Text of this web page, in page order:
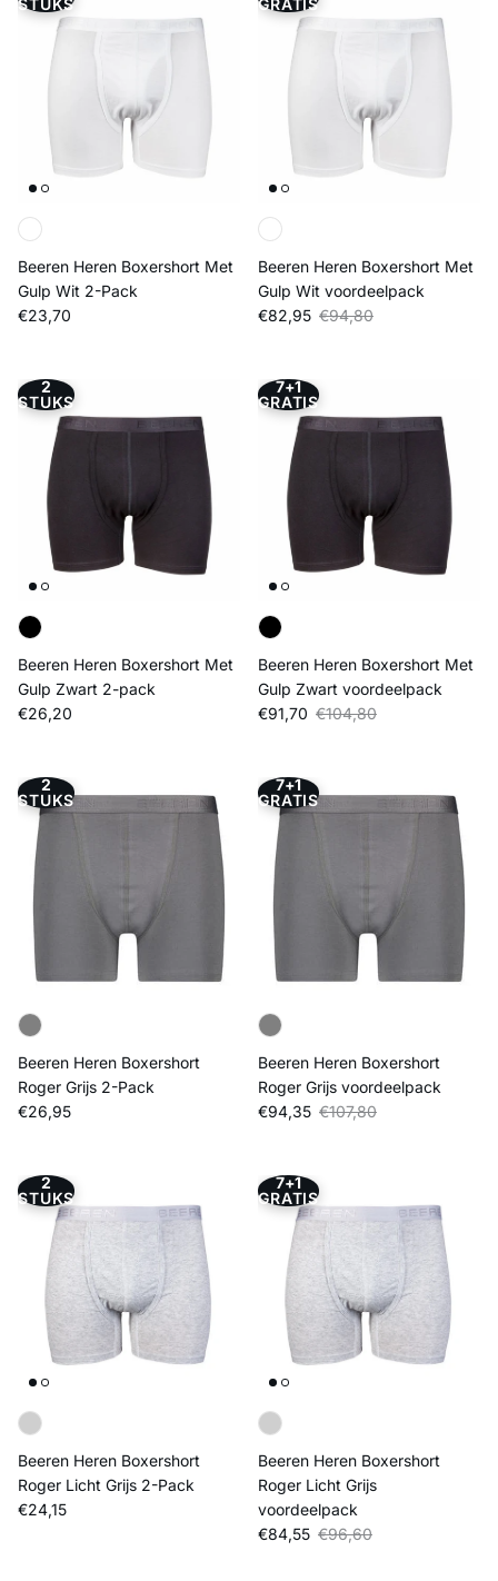
Beeren Heren Boxershort Met
Gulp Wit 2-Pack
Reguliere prijs
€23,70
Beeren Heren Boxershort Met
Gulp Wit voordeelpack
Verkoopprijs
€82,95 Reguliere prijs
€94,80
2
STUKS
Beeren Heren Boxershort Met
Gulp Zwart 2-pack
Reguliere prijs
€26,20
7+1
GRATIS
Beeren Heren Boxershort Met
Gulp Zwart voordeelpack
Verkoopprijs
€91,70 Reguliere prijs
€104,80
2
STUKS
Beeren Heren Boxershort
Roger Grijs 2-Pack
Reguliere prijs
€26,95
7+1
GRATIS
Beeren Heren Boxershort
Roger Grijs voordeelpack
Verkoopprijs
€94,35 Reguliere prijs
€107,80
2
STUKS
Beeren Heren Boxershort
Roger Licht Grijs 2-Pack
Reguliere prijs
€24,15
7+1
GRATIS
Beeren Heren Boxershort
Roger Licht Grijs
voordeelpack
Verkoopprijs
€84,55 Reguliere prijs
€96,60